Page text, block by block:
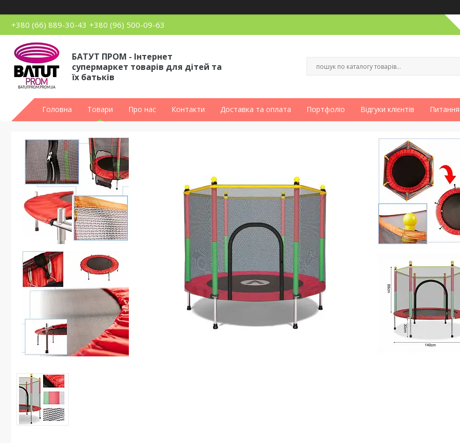
+380 (66) 889-30-43 +380 (96) 500-09-63
БАТУТ ПРОМ - Інтернет
супермаркет товарів для дітей та
їх батьків
Головна Товари Про нас Контакти Доставка та оплата Портфоліо Відгуки клієнтів Питання